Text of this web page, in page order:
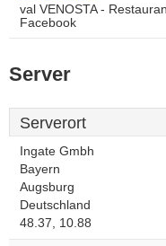
val VENOSTA -
Facebook
Server
Serverort
Ingate Gmbh
Bayern
Augsburg
Deutschland
48.37, 10.88